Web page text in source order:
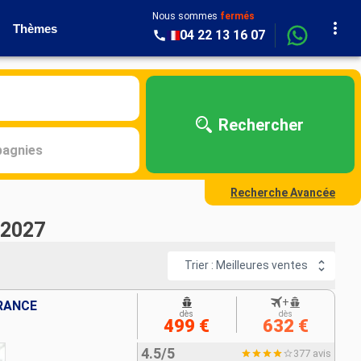
Thèmes
Nous sommes fermés
04 22 13 16 07
Rechercher
Recherche Avancée
Trier : Meilleures ventes
4.5/5 377 avis
dès
499 €
+
dès
632 €